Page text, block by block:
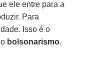
ele entre para a
Para
Isso é o
bolsonarismo.